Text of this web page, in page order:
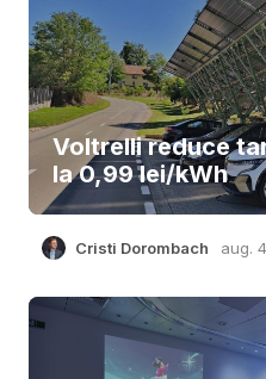
Voltrelli reduce
la 0,99 lei/kWh
Cristi Dorombach aug.